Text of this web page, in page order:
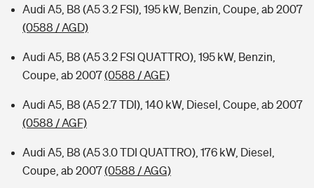
Kinderunfall-Check: Mehr Sicherheit für deine Kids
Sie haben Fragen?
Audi A5, B8 (A5 3.2 FSI), 195 kW, Benzin, Coupe, ab 2007
(0588 / AGD)
Audi A5, B8 (A5 3.2 FSI QUATTRO), 195 kW, Benzin,
Coupe, ab 2007(0588 / AGE)
Audi A5, B8 (A5 2.7 TDI), 140 kW, Diesel, Coupe, ab 2007
(0588 / AGF)
Audi A5, B8 (A5 3.0 TDI QUATTRO), 176 kW, Diesel,
Coupe, ab 2007(0588 / AGG)